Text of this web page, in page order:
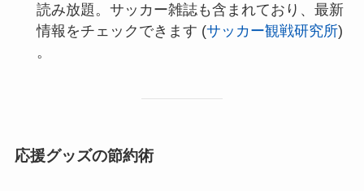
読み放題。サッカー雑誌も含まれており、最新
情報をチェックできます​ (サッカー観戦研究所)​
。
応援グッズの節約術